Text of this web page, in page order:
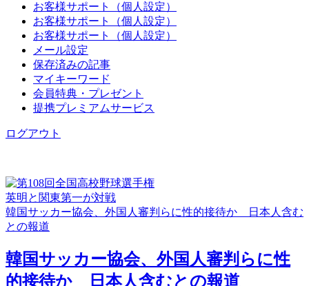
お客様サポート（個人設定）
お客様サポート（個人設定）
お客様サポート（個人設定）
メール設定
保存済みの記事
マイキーワード
会員特典・プレゼント
提携プレミアムサービス
ログアウト
英明と関東第一が対戦
韓国サッカー協会、外国人審判らに性的接待か 日本人含む
との報道
韓国サッカー協会、外国人審判らに性
的接待か 日本人含むとの報道